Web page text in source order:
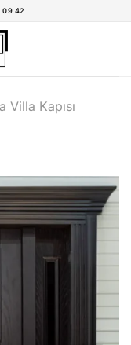
09 42
Villa Kapısı